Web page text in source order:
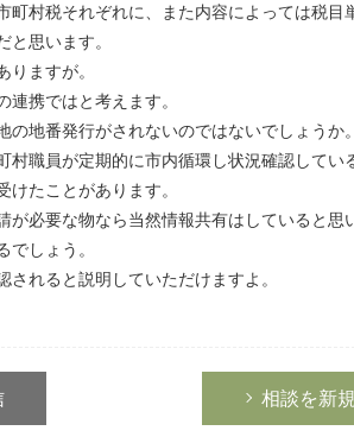
町村税それぞれに、また内容によっては税
と思います。
りますが。
連携ではと考えます。
の地番発行がされないのではないでしょうか。
村職員が定期的に市内循環し状況確認してい
たことがあります。
が必要な物なら当然情報共有はしていると思
でしょう。
されると説明していただけますよ。
相談を新